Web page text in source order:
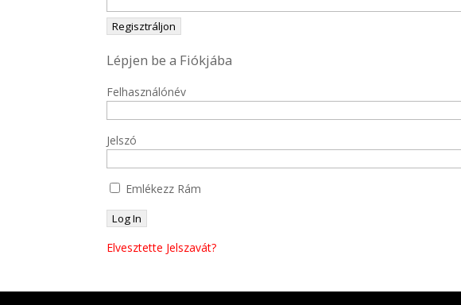
Lépjen be a Fiókjába
Felhasználónév
Jelszó
Emlékezz Rám
Elvesztette Jelszavát?